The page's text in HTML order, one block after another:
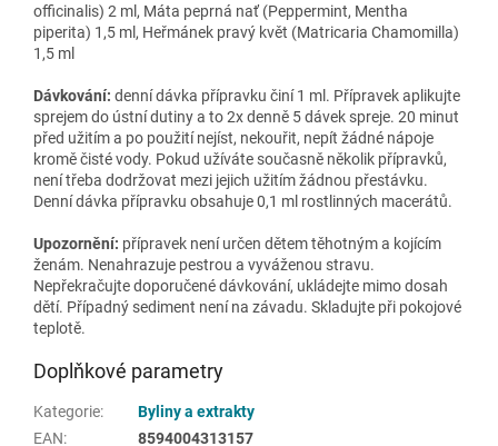
officinalis) 2 ml, Máta peprná nať (Peppermint, Mentha
piperita) 1,5 ml, Heřmánek pravý květ (Matricaria Chamomilla)
1,5 ml
Dávkování: denní dávka přípravku činí 1 ml. Přípravek aplikujte
sprejem do ústní dutiny a to 2x denně 5 dávek spreje. 20 minut
před užitím a po použití nejíst, nekouřit, nepít žádné nápoje
kromě čisté vody. Pokud užíváte současně několik přípravků,
není třeba dodržovat mezi jejich užitím žádnou přestávku.
Denní dávka přípravku obsahuje 0,1 ml rostlinných macerátů.
Upozornění: přípravek není určen dětem těhotným a kojícím
ženám. Nenahrazuje pestrou a vyváženou stravu.
Nepřekračujte doporučené dávkování, ukládejte mimo dosah
dětí. Případný sediment není na závadu. Skladujte při pokojové
teplotě.
Doplňkové parametry
Kategorie:
Byliny a extrakty
EAN:
8594004313157